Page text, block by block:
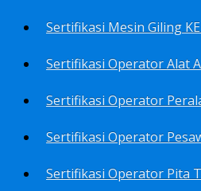
Sertifikasi Mesin Giling